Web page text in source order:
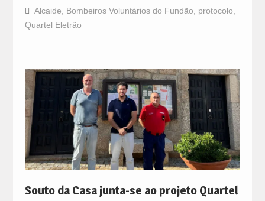
Alcaide Bombeiros Voluntários do Fundão protocolo
Quartel Eletrão
Souto da Casa junta-se ao projeto Quartel